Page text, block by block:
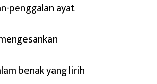
penggalan ayat
benak yang lirih